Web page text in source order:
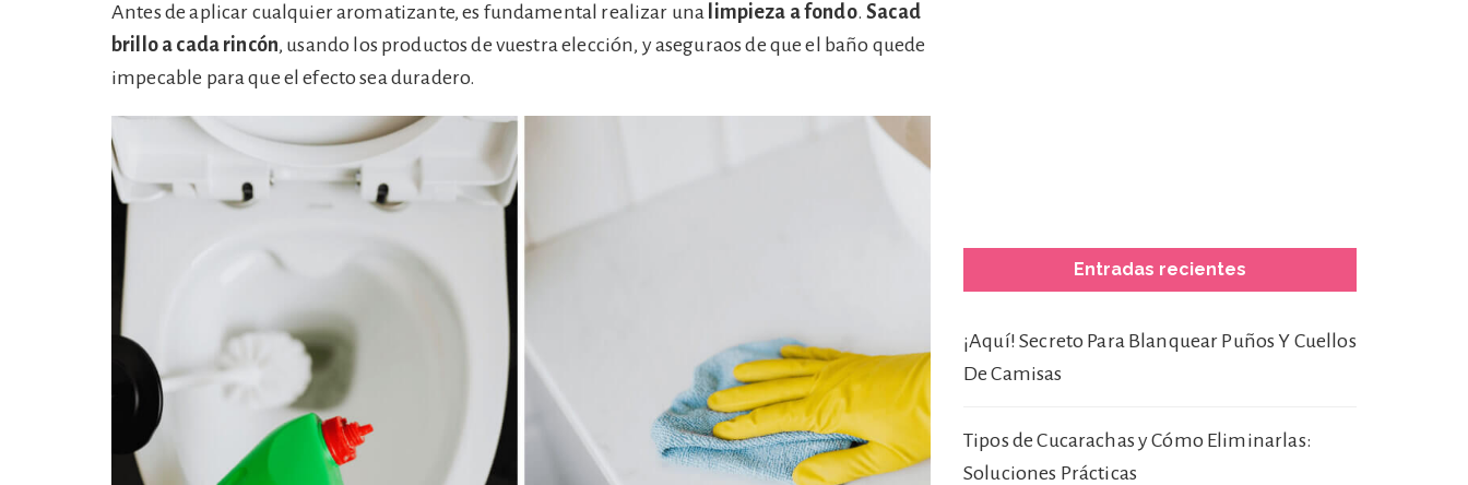
Antes de aplicar cualquier aromatizante, es fundamental realizar una limpieza a fondo.Sacad
brillo a cada rincón, usando los productos de vuestra elección, y aseguraos de que el baño quede
impecable para que el efecto sea duradero.
Entradas recientes
¡Aquí! Secreto Para Blanquear Puños Y Cuellos
De Camisas
Tipos de Cucarachas y Cómo Eliminarlas:
Soluciones Prácticas